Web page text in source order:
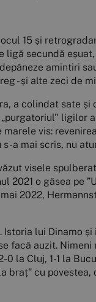
locul 15 și
ligă secundă
amintiri
- și alte zeci de
a colindat sate
ligilor
vis:
s-a mai scris, nu
visele
2021 o găsea pe
2022,
Istoria lui
facă auzit.
la Cluj, 1-1 la
braț” cu